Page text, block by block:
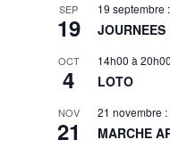
SEP
19
19 septembre
JOURNEES
OCT
4
14h00 à 20h00
LOTO
NOV
21
21 novembre
MARCHE